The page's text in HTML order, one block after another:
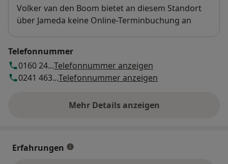
Verfügbarkeit
Volker van den Boom bietet an diesem Standort
über Jameda keine Online-Terminbuchung an
Telefonnummer
0160 24...Telefonnummer anzeigen
0241 463...Telefonnummer anzeigen
Mehr Details anzeigen
über die Adresse
Erfahrungen